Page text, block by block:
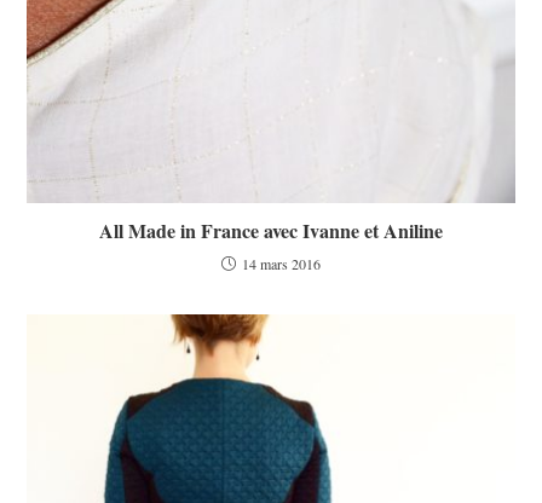
All Made in France avec Ivanne et Aniline
14 mars 2016